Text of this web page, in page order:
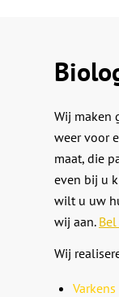
Wij maken
weer voor
maat, die
even bij u
wilt u uw
wij aan.
Wij
Varkens